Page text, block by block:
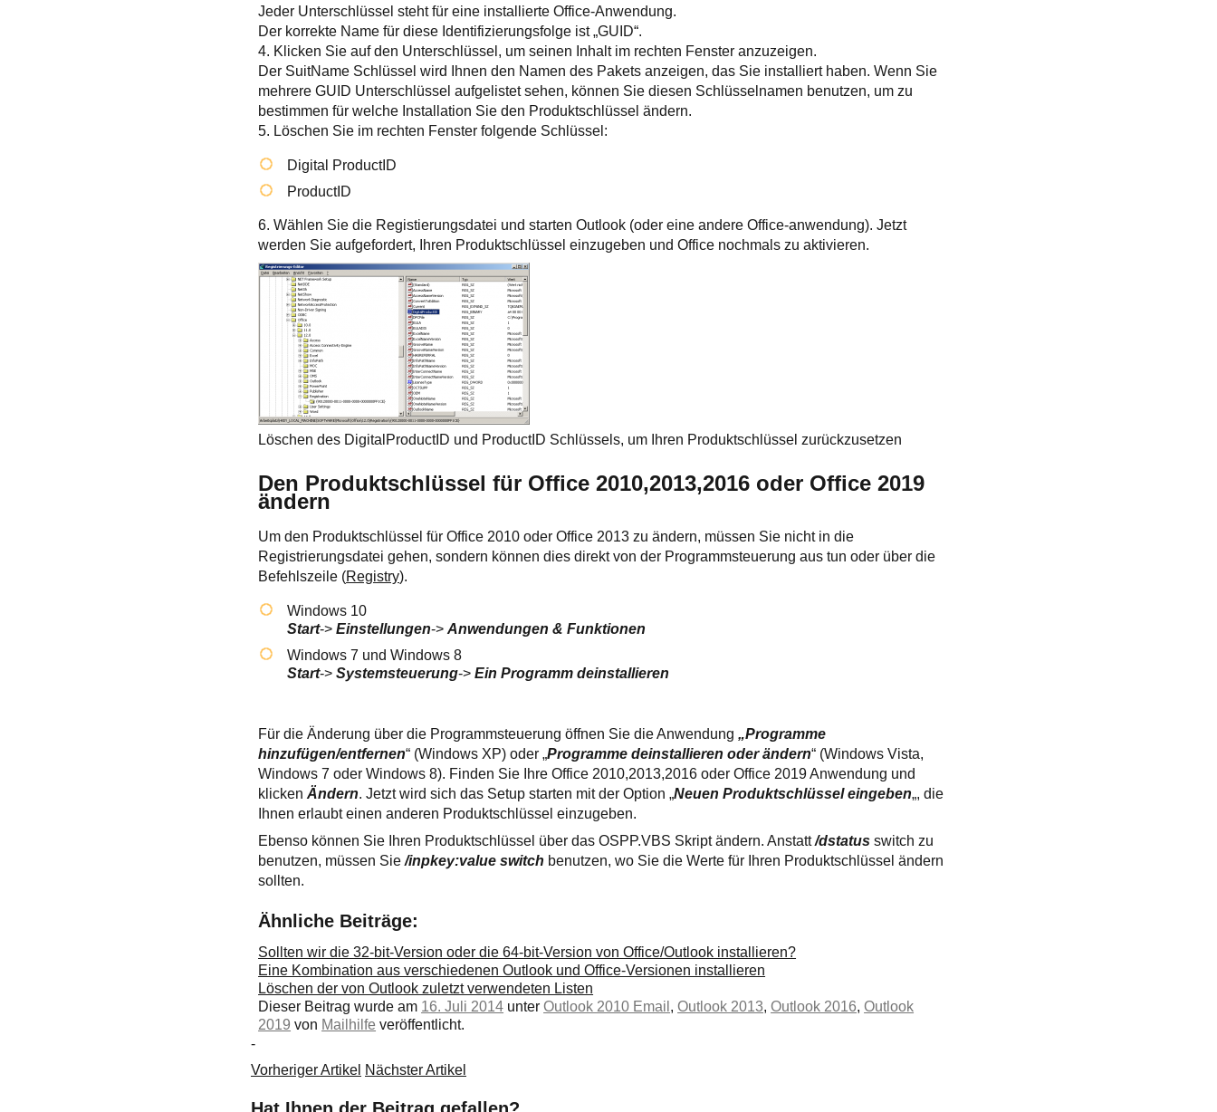
Jeder Unterschlüssel steht für eine installierte Office-Anwendung.
Der korrekte Name für diese Identifizierungsfolge ist „GUID“.
4. Klicken Sie auf den Unterschlüssel, um seinen Inhalt im rechten Fenster anzuzeigen.
Der SuitName Schlüssel wird Ihnen den Namen des Pakets anzeigen, das Sie installiert haben. Wenn Sie
mehrere GUID Unterschlüssel aufgelistet sehen, können Sie diesen Schlüsselnamen benutzen, um zu
bestimmen für welche Installation Sie den Produktschlüssel ändern.
5. Löschen Sie im rechten Fenster folgende Schlüssel:
Digital ProductID
ProductID
6. Wählen Sie die Registierungsdatei und starten Outlook (oder eine andere Office-anwendung). Jetzt
werden Sie aufgefordert, Ihren Produktschlüssel einzugeben und Office nochmals zu aktivieren.
Löschen des DigitalProductID und ProductID Schlüssels, um Ihren Produktschlüssel zurückzusetzen
Den Produktschlüssel für Office 2010,2013,2016 oder Office 2019
ändern
Um den Produktschlüssel für Office 2010 oder Office 2013 zu ändern, müssen Sie nicht in die
Registrierungsdatei gehen, sondern können dies direkt von der Programmsteuerung aus tun oder über die
Befehlszeile (Registry).
Windows 10
Start->Einstellungen->Anwendungen & Funktionen
Windows 7 und Windows 8
Start->Systemsteuerung->Ein Programm deinstallieren
Für die Änderung über die Programmsteuerung öffnen Sie die Anwendung„Programme
hinzufügen/entfernen“ (Windows XP) oder „Programme deinstallieren oder ändern“ (Windows Vista,
Windows 7 oder Windows 8). Finden Sie Ihre Office 2010,2013,2016 oder Office 2019 Anwendung und
klickenÄndern. Jetzt wird sich das Setup starten mit der Option „Neuen Produktschlüssel eingeben„, die
Ihnen erlaubt einen anderen Produktschlüssel einzugeben.
Ebenso können Sie Ihren Produktschlüssel über das OSPP.VBS Skript ändern. Anstatt/dstatus switch zu
benutzen, müssen Sie/inpkey:value switch benutzen, wo Sie die Werte für Ihren Produktschlüssel ändern
sollten.
Ähnliche Beiträge:
Sollten wir die 32-bit-Version oder die 64-bit-Version von Office/Outlook installieren?
Eine Kombination aus verschiedenen Outlook und Office-Versionen installieren
Löschen der von Outlook zuletzt verwendeten Listen
Dieser Beitrag wurde am 16. Juli 2014 unterOutlook 2010 Email ,Outlook 2013,Outlook 2016,Outlook
2019 von Mailhilfe veröffentlicht.
-
Vorheriger Artikel Nächster Artikel